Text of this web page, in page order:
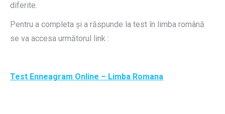
diferite.
Pentru a completa și a răspunde la test în limba română
se va accesa următorul link :
Test Enneagram Online – Limba Romana